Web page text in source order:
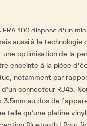
ERA 100 dispose d’un
aussi à la technologie
une optimisation de la
enceinte à la pièce
notamment par
connecteur RJ45.
au dos de
telle qu'une platine